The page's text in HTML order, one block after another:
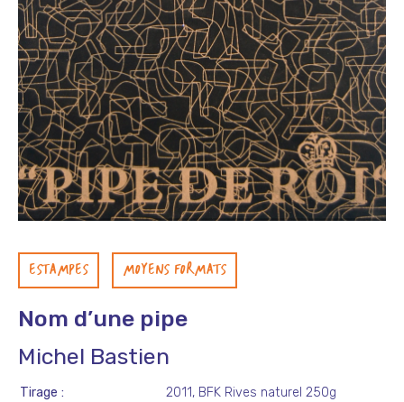
ESTAMPES MOYENS FORMATS
Nom d’une pipe
Michel Bastien
Tirage
2011, BFK Rives naturel 250g